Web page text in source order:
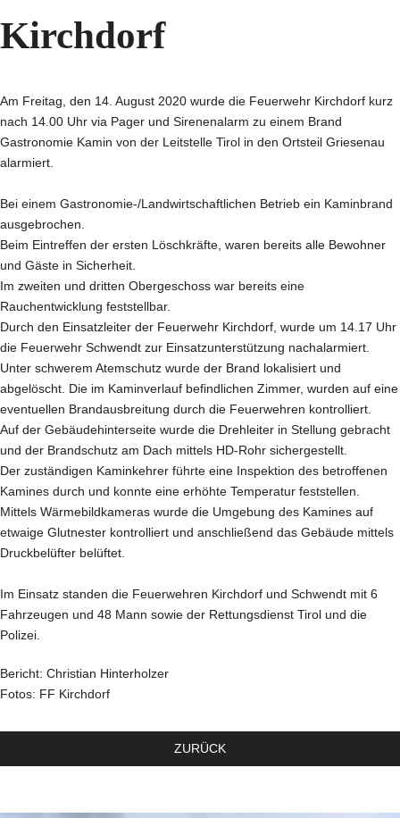
Kirchdorf
Am Freitag, den 14. August 2020 wurde die Feuerwehr Kirchdorf kurz
nach 14.00 Uhr via Pager und Sirenenalarm zu einem Brand
Gastronomie Kamin von der Leitstelle Tirol in den Ortsteil Griesenau
alarmiert.
Bei einem Gastronomie-/Landwirtschaftlichen Betrieb ein Kaminbrand
ausgebrochen.
Beim Eintreffen der ersten Löschkräfte, waren bereits alle Bewohner
und Gäste in Sicherheit.
Im zweiten und dritten Obergeschoss war bereits eine
Rauchentwicklung feststellbar.
Durch den Einsatzleiter der Feuerwehr Kirchdorf, wurde um 14.17 Uhr
die Feuerwehr Schwendt zur Einsatzunterstützung nachalarmiert.
Unter schwerem Atemschutz wurde der Brand lokalisiert und
abgelöscht. Die im Kaminverlauf befindlichen Zimmer, wurden auf eine
eventuellen Brandausbreitung durch die Feuerwehren kontrolliert.
Auf der Gebäudehinterseite wurde die Drehleiter in Stellung gebracht
und der Brandschutz am Dach mittels HD-Rohr sichergestellt.
Der zuständigen Kaminkehrer führte eine Inspektion des betroffenen
Kamines durch und konnte eine erhöhte Temperatur feststellen.
Mittels Wärmebildkameras wurde die Umgebung des Kamines auf
etwaige Glutnester kontrolliert und anschließend das Gebäude mittels
Druckbelüfter belüftet.
Im Einsatz standen die Feuerwehren Kirchdorf und Schwendt mit 6
Fahrzeugen und 48 Mann sowie der Rettungsdienst Tirol und die
Polizei.
Bericht: Christian Hinterholzer
Fotos: FF Kirchdorf
ZURÜCK